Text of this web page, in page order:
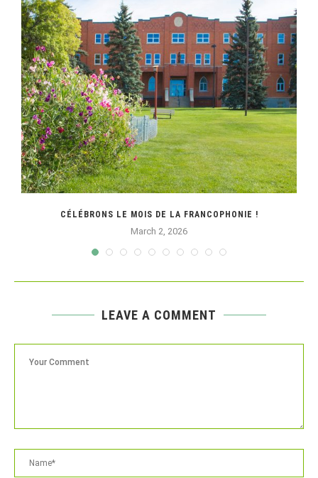
CÉLÉBRONS LE MOIS DE LA FRANCOPHONIE !
March 2, 2026
LEAVE A COMMENT